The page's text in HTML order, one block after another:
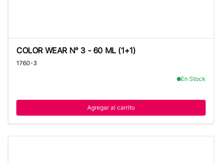
COLOR WEAR N° 3 - 60 ML (1+1)
1760-3
En Stock
Agregar al carrito